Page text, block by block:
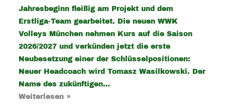
Jahresbeginn fleißig am Projekt und dem
Erstliga-Team gearbeitet. Die neuen WWK
Volleys München nehmen Kurs auf die Saison
2026/2027 und verkünden jetzt die erste
Neubesetzung einer der Schlüsselpositionen:
Neuer Headcoach wird Tomasz Wasilkowski. Der
Name des zukünftigen…
Weiterlesen »